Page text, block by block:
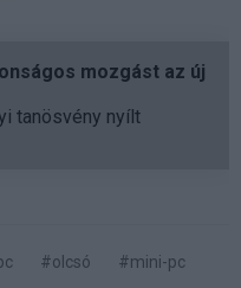
mozgást az új
tanösvény nyílt
#olcsó
#mini-pc